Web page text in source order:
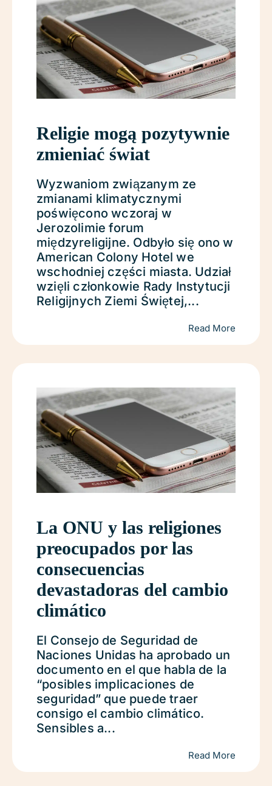
Religie mogą pozytywnie
zmieniać świat
Wyzwaniom związanym ze
zmianami klimatycznymi
poświęcono wczoraj w
Jerozolimie forum
międzyreligijne. Odbyło się ono w
American Colony Hotel we
wschodniej części miasta. Udział
wzięli członkowie Rady Instytucji
Religijnych Ziemi Świętej,...
Read More
La ONU y las religiones
preocupados por las
consecuencias
devastadoras del cambio
climático
El Consejo de Seguridad de
Naciones Unidas ha aprobado un
documento en el que habla de la
“posibles implicaciones de
seguridad” que puede traer
consigo el cambio climático.
Sensibles a...
Read More